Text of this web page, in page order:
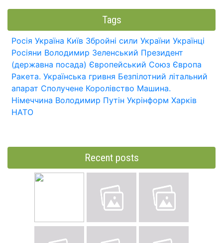
Tags
Росія Україна Київ Збройні сили України Українці
Росіяни Володимир Зеленський Президент
(державна посада) Європейський Союз Європа
Ракета. Українська гривня Безпілотний літальний
апарат Сполучене Королівство Машина.
Німеччина Володимир Путін Укрінформ Харків
НАТО
Recent posts